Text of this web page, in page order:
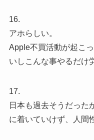
16.
アホらしい。
Apple不買活動が起こ
いしこんな事やるだけ
17.
日本も過去そうだった
に着いていけず、人間